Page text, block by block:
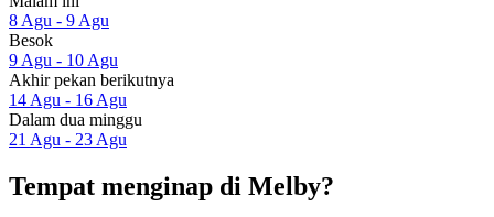
8 Agu - 9 Agu
Besok
9 Agu - 10 Agu
Akhir pekan berikutnya
14 Agu - 16 Agu
Dalam dua minggu
21 Agu - 23 Agu
Tempat menginap di Melby?